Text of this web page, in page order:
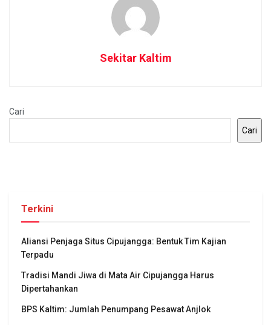
Sekitar Kaltim
Cari
Cari
Terkini
Aliansi Penjaga Situs Cipujangga: Bentuk Tim Kajian
Terpadu
Tradisi Mandi Jiwa di Mata Air Cipujangga Harus
Dipertahankan
BPS Kaltim: Jumlah Penumpang Pesawat Anjlok